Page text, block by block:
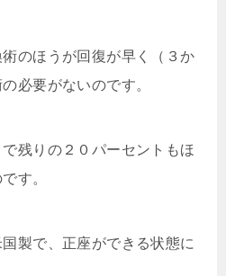
のほうが回復が早く（３か
必要がないのです。
残りの２０パーセントもほ
す。
製で、正座ができる状態に